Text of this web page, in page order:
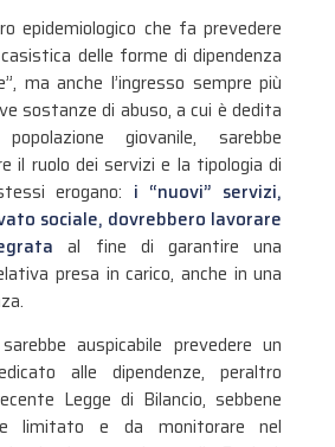
epidemiologico che fa prevedere
delle forme di dipendenza
ma anche l’ingresso sempre più
sostanze di abuso, a cui è dedita
giovanile, sarebbe
il ruolo dei servizi e la tipologia di
erogano: i “nuovi” servizi,
sociale, dovrebbero lavorare
al fine di garantire una
presa in carico, anche in una
auspicabile prevedere un
alle dipendenze, peraltro
Legge di Bilancio, sebbene
limitato e da monitorare nel